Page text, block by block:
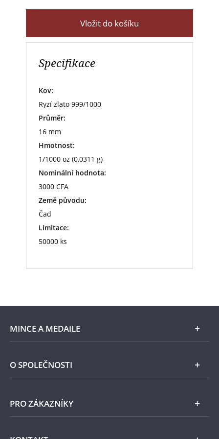
Vložit do košíku
Specifikace
Kov:
Ryzí zlato 999/1000
Průměr:
16 mm
Hmotnost:
1/1000 oz (0,0311 g)
Nominální hodnota:
3000 CFA
Země původu:
Čad
Limitace:
50000 ks
MINCE A MEDAILE
E-shop
Stříbro
O SPOLEČNOSTI
PRO ZÁKAZNÍKY
Všeobecné obchodní podmínky